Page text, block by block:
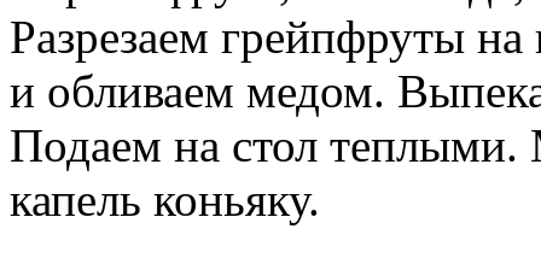
Разрезаем грейпфруты
и обливаем медом.
Подаем на стол теплыми.
капель коньяку.